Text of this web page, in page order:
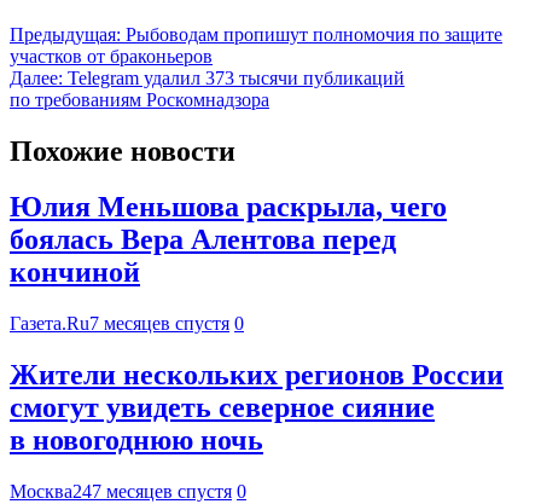
Предыдущая: Рыбоводам пропишут полномочия по защите
участков от браконьеров
Далее: Telegram удалил 373 тысячи публикаций
по требованиям Роскомнадзора
Похожие новости
Юлия Меньшова раскрыла, чего
боялась Вера Алентова перед
кончиной
Газета.Ru7 месяцев спустя 0
Жители нескольких регионов России
смогут увидеть северное сияние
в новогоднюю ночь
Москва247 месяцев спустя 0